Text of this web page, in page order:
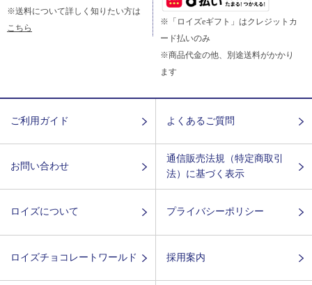
※送料について詳しく知りたい方は
こちら
※「ロイズeギフト」はクレジットカ
ード払いのみ
※商品代金の他、別途送料がかかり
ます
ご利用ガイド よくあるご質問
お問い合わせ
通信販売法規（特定商取引
法）に基づく表示
ロイズについて プライバシーポリシー
ロイズチョコレートワールド 採用案内